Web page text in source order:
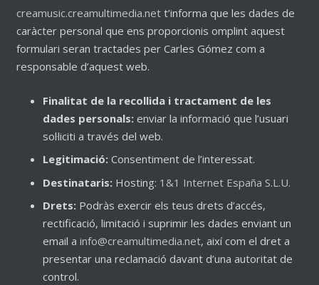
creamusic.creamultimedia.nett’informa que les dades de
caràcter personal que ens proporcionis omplint aquest
formulari seran tractades per Carles Gómez com a
responsable d’aquest web.
Finalitat de la recollida i tractament de les
dades personals: enviar la informació que l’usuari
sol·liciti a través del web.
Legitimació: Consentiment de l’interessat.
Destinataris: Hosting: 1&1 Internet España S.L.U.
Drets: Podràs exercir els teus drets d’accés,
rectificació, limitació i suprimir les dades enviant un
email a info@creamultimedia.net, així com el dret a
presentar una reclamació davant d’una autoritat de
control.